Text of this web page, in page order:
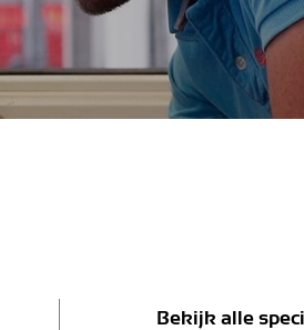
Bekijk alle